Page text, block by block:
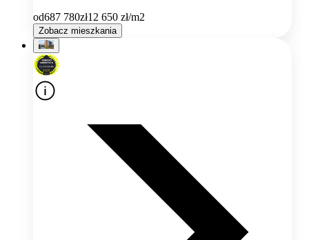
od687 780zł12 650 zł/m2
Zobacz mieszkania